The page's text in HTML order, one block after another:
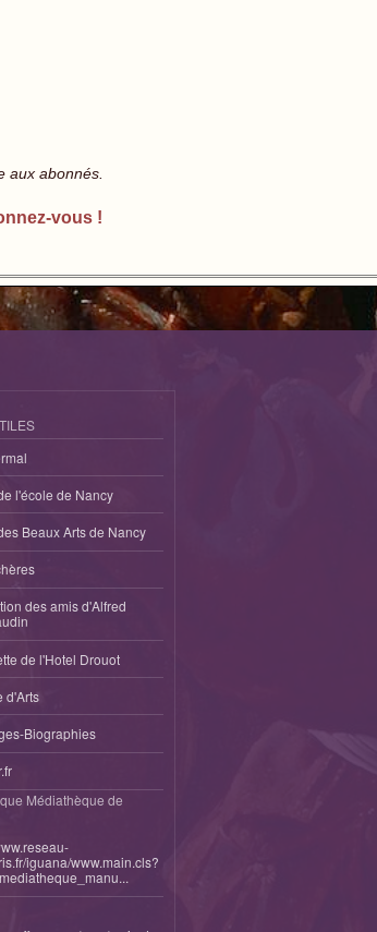
aux abonnés.
vous !
l'école de Nancy
Beaux Arts de Nancy
des amis d'Alfred
de l'Hotel Drouot
d'Arts
Biographies
Médiathèque de
iguana/www.main.cls?